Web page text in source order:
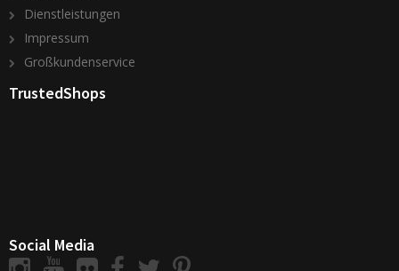
Dienstleistungen
Impressum
Großkundenservice
TrustedShops
Social Media